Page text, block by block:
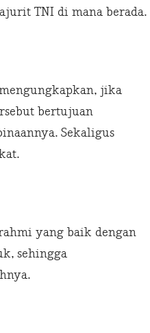
TNI di mana berada.
jika
bertujuan
Sekaligus
yang baik dengan
sehingga